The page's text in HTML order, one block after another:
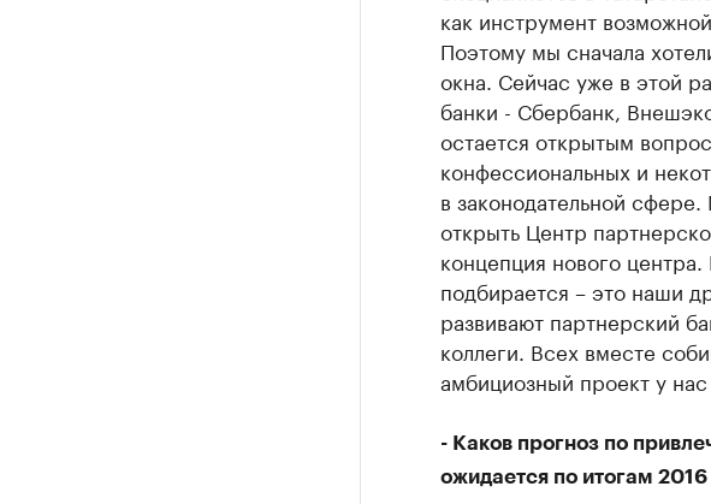
как инструмент
Поэтому мы сначала
окна. Сейчас уже в этой
банки - Сбербанк,
остается открытым
конфессиональных и
в законодательной
открыть Центр
концепция нового
подбирается – это наши
развивают партнерский
коллеги. Всех вместе
амбициозный проект у нас
- Каков прогноз по
ожидается по итогам